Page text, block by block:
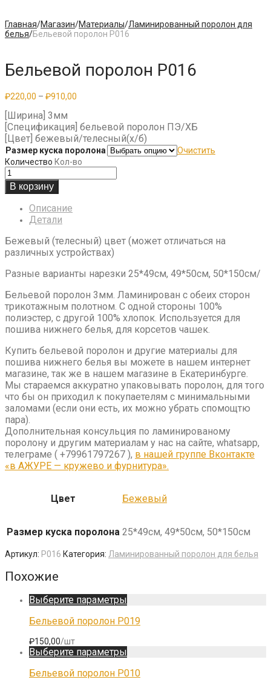
Главная/Магазин/Материалы/Ламинированный поролон для
белья/Бельевой поролон P016
Бельевой поролон P016
₽220,00 – ₽910,00
–
₽910,00
[Ширина] 3мм
[Спецификация] бельевой поролон ПЭ/ХБ
[Цвет] бежевый/телесный(х/б)
Размер куска поролона
Очистить
Количество Кол-во
В корзину
Описание
Детали
Бежевый (телесный) цвет (может отличаться на
различных устройствах)
Разные варианты нарезки 25*49см, 49*50см, 50*150см/
Бельевой поролон 3мм. Ламинирован с обеих сторон
трикотажным полотном. С одной стороны 100%
полиэстер, с другой 100% хлопок. Используется для
пошива нижнего белья, для корсетов чашек.
Купить бельевой поролон и другие материалы для
пошива нижнего белья вы можете в нашем интернет
магазине, так же в нашем магазине в Екатеринбурге.
Мы стараемся аккуратно упаковывать поролон, для того
что бы он приходил к покупаетелям с минимальными
заломами (если они есть, их можно убрать спомощтю
пара).
Дополнительная консульция по ламинированому
поролону и другим материалам у нас на сайте, whatsapp,
телеграме ( +79961797267 ), в нашей группе Вконтакте
«в АЖУРЕ — кружево и фурнитура».
Цвет Бежевый
Размер куска поролона 25*49см, 49*50см, 50*150см
Артикул: P016 Категория: Ламинированный поролон для белья
Похожие
Выберите параметры
товар
имеет
несколько
Опции
можно
на
Бельевой поролон P019
₽150,00/шт
Выберите параметры
товар
имеет
несколько
Бельевой поролон P010